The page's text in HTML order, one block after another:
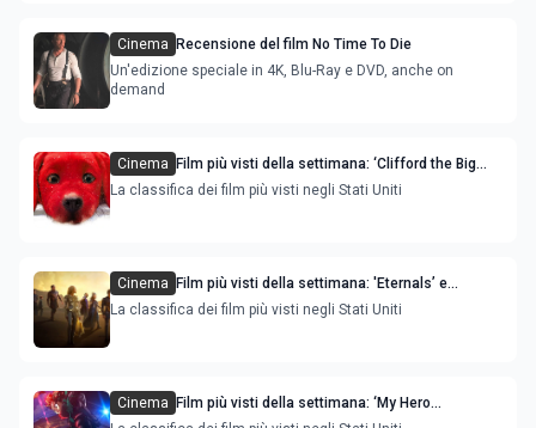
Cinema
Recensione del film No Time To Die
Un'edizione speciale in 4K, Blu-Ray e DVD, anche on
demand
Cinema
Film più visti della settimana: ‘Clifford the Big
Red Dog’ e ‘Belfast’ sono le novità
La classifica dei film più visti negli Stati Uniti
Cinema
Film più visti della settimana: 'Eternals’ e
'Spencer’ sono le novità
La classifica dei film più visti negli Stati Uniti
Cinema
Film più visti della settimana: ‘My Hero
Academia, World Heroes' Mission’ è la novità